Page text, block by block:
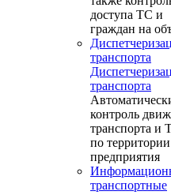
доступа ТС и
граждан на
транспорта
транспорта
контроль
транспорта
по территории
предприятия
транспортные